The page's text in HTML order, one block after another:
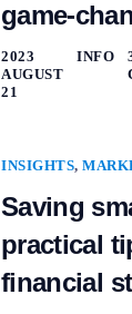
game-
2023
AUGUST
21
INFO
INSIGHTS,
Saving
practical
financial